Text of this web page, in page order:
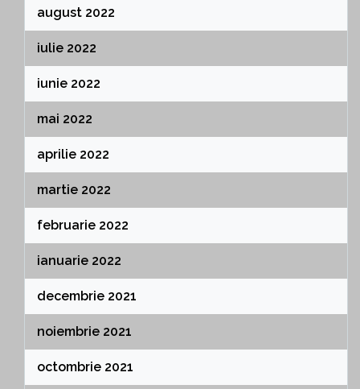
august 2022
iulie 2022
iunie 2022
mai 2022
aprilie 2022
martie 2022
februarie 2022
ianuarie 2022
decembrie 2021
noiembrie 2021
octombrie 2021